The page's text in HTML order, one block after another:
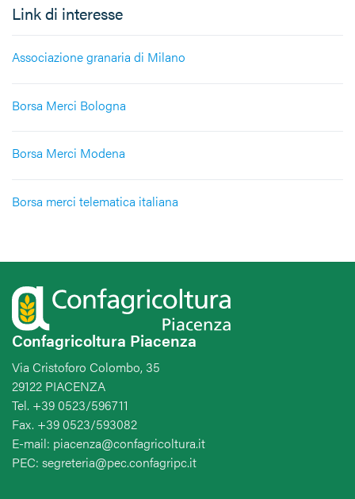
Link di interesse
Associazione granaria di Milano
Borsa Merci Bologna
Borsa Merci Modena
Borsa merci telematica italiana
Confagricoltura Piacenza
Via Cristoforo Colombo, 35
29122 PIACENZA
Tel. +39 0523/596711
Fax. +39 0523/593082
E-mail: piacenza@confagricoltura.it
PEC: segreteria@pec.confagripc.it